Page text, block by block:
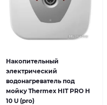
Накопительный
электрический
водонагреватель под
мойку Thermex HIT PRO H
10 U (pro)